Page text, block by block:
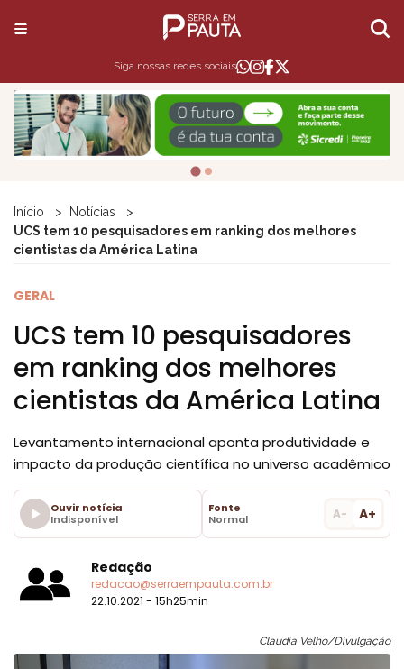
Siga nossas redes sociais
Início
Notícias
UCS tem 10 pesquisadores em ranking dos melhores
cientistas da América Latina
GERAL
UCS tem 10 pesquisadores
em ranking dos melhores
cientistas da América Latina
Levantamento internacional aponta produtividade e
impacto da produção científica no universo acadêmico
Ouvir notícia
Indisponível
Fonte
Normal
A- A+
Redação
redacao@serraempauta.com.br
22.10.2021 - 15h25min
Claudia Velho/Divulgação